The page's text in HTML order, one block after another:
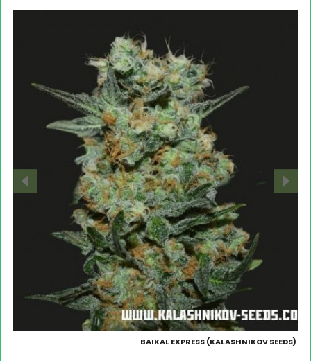
BAIKAL EXPRESS (KALASHNIKOV SEEDS)